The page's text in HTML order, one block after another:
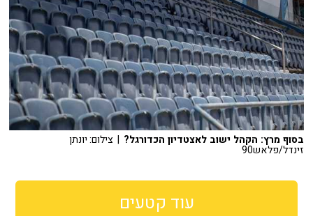
בסוף מרץ: הקהל ישוב לאצטדיון הכדורגל? | צילום: יונתן
זינדל/פלאש90
עוד קטעים